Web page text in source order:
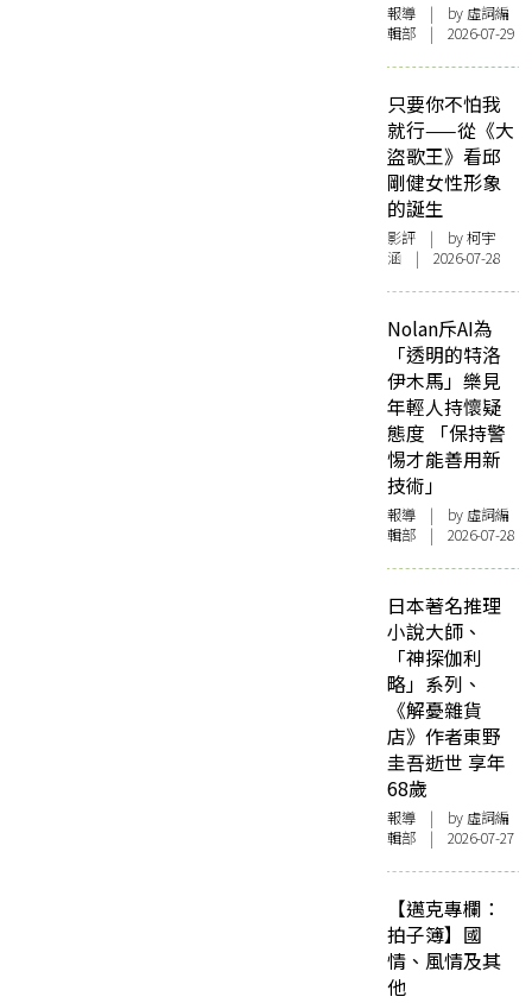
報導 | by 虛詞編
輯部 | 2026-07-29
只要你不怕我
就行——從《大
盜歌王》看邱
剛健女性形象
的誕生
影評 | by 柯宇
涵 | 2026-07-28
Nolan斥AI為
「透明的特洛
伊木馬」樂見
年輕人持懷疑
態度 「保持警
惕才能善用新
技術」
報導 | by 虛詞編
輯部 | 2026-07-28
日本著名推理
小說大師、
「神探伽利
略」系列、
《解憂雜貨
店》作者東野
圭吾逝世 享年
68歲
報導 | by 虛詞編
輯部 | 2026-07-27
【邁克專欄：
拍子簿】國
情、風情及其
他